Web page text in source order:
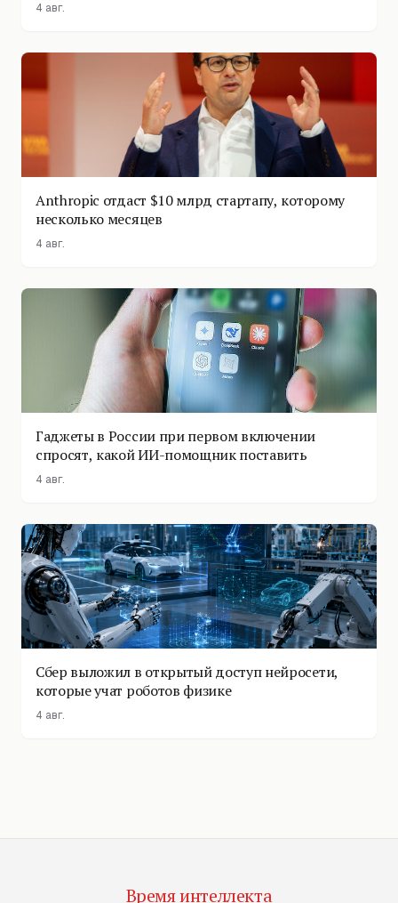
4 авг.
Anthropic отдаст $10 млрд стартапу, которому
несколько месяцев
4 авг.
Гаджеты в России при первом включении
спросят, какой ИИ-помощник поставить
4 авг.
Сбер выложил в открытый доступ нейросети,
которые учат роботов физике
4 авг.
Время интеллекта